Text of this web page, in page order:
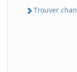
Trouver